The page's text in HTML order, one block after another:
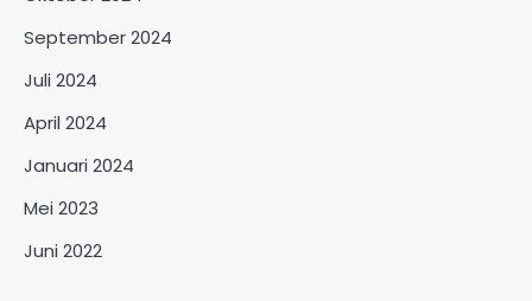
September 2024
Juli 2024
April 2024
Januari 2024
Mei 2023
Juni 2022